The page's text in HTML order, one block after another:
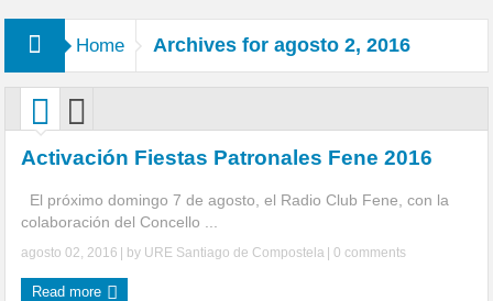
con Motivo del 100 Aniversario de la IARU
Diploma 100 Aniversario de la IARU
IberRadio 2024 1.323.377 QSO -.- 75 Aniversario URE
Autorizada la banda de 40,650 – 40,750 MHz
75 Aniversario URE
Home Archives for agosto 2, 2016
Activación Fiestas Patronales Fene 2016
El próximo domingo 7 de agosto, el Radio Club Fene, con la
colaboración del Concello ...
agosto 02, 2016 | by URE Santiago de Compostela 0 comments
Read more